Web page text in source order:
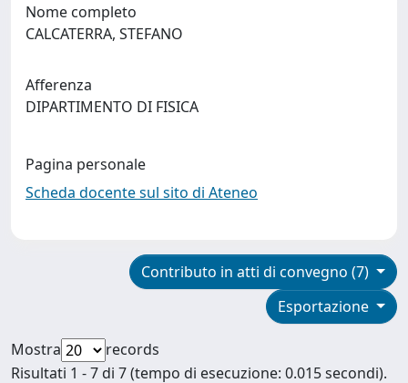
Nome completo
CALCATERRA, STEFANO
Afferenza
DIPARTIMENTO DI FISICA
Pagina personale
Scheda docente sul sito di Ateneo
Contributo in atti di convegno (7)
Esportazione
Mostra
records
Risultati 1 - 7 di 7 (tempo di esecuzione: 0.015 secondi).